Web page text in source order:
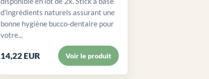
d'ingrédients naturels assurant une
bonne hygiène bucco-dentaire pour
votre...
14,22 EUR Voir le produit